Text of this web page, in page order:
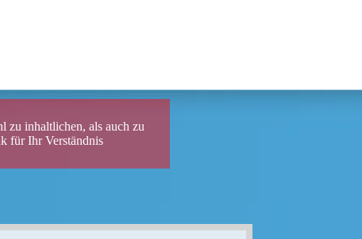
zu inhaltlichen, als auch zu
für Ihr Verständnis